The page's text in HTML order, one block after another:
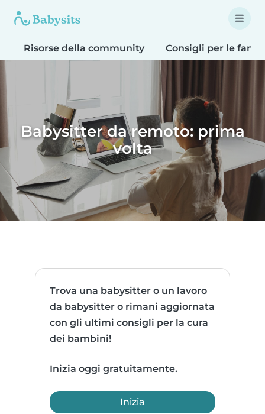
Risorse della community Consigli per le
Babysitter da remoto: prima
volta
Trova una babysitter o un lavoro
da babysitter o rimani aggiornata
con gli ultimi consigli per la cura
dei bambini!
Inizia oggi gratuitamente.
Inizia